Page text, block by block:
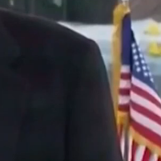
أخبار الشرق زينا محاسب دونالد ترمب